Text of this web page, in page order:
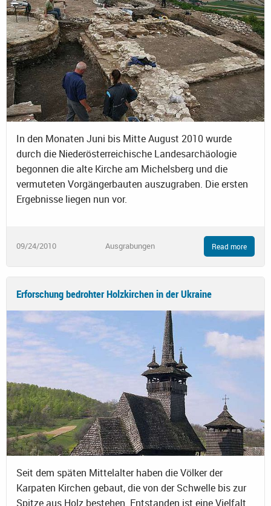
In den Monaten Juni bis Mitte August 2010 wurde
durch die Niederösterreichische Landesarchäologie
begonnen die alte Kirche am Michelsberg und die
vermuteten Vorgängerbauten auszugraben. Die ersten
Ergebnisse liegen nun vor.
09/24/2010 Ausgrabungen Read more
Erforschung bedrohter Holzkirchen in der Ukraine
Seit dem späten Mittelalter haben die Völker der
Karpaten Kirchen gebaut, die von der Schwelle bis zur
Spitze aus Holz bestehen. Entstanden ist eine Vielfalt